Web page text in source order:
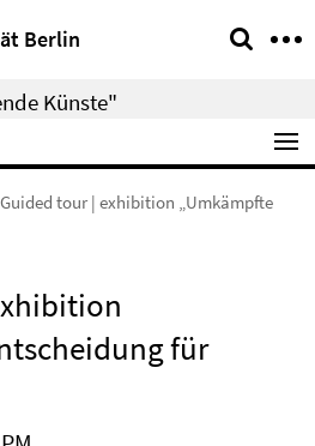
Berlin
Künste"
Guided tour | exhibition „Umkämpfte
für